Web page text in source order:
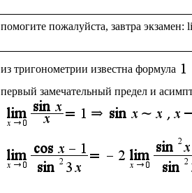
из тригонометрии известна формула
первый замечательный предел и